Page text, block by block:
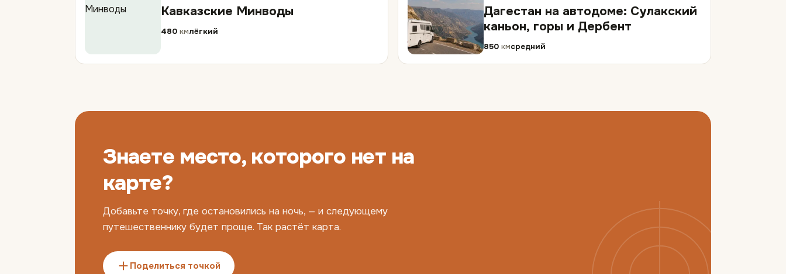
Кавказские Минводы
480 кмлёгкий
Дагестан на автодоме: Сулакский
каньон, горы и Дербент
850 кмсредний
Знаете место, которого нет на
карте?
Добавьте точку, где остановились на ночь, — и следующему
путешественнику будет проще. Так растёт карта.
Поделиться точкой